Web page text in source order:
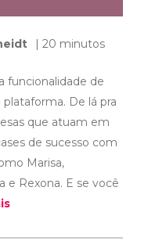
| 20 minutos
funcionalidade de
De lá pra
que atuam em
de sucesso com
Marisa,
e Rexona. E se você